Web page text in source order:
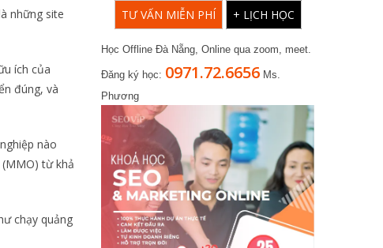
những site
ích của
đúng, và
nào
từ khả
chạy quảng
TƯ VẤN MIỄN PHÍ + LỊCH HỌC
Học Offline Đà Nẵng, Online qua zoom, meet.
Đăng ký học: 0971.72.6656 Ms.
Phương